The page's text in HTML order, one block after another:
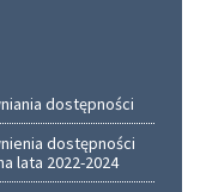
dostępności
dostępności
lata 2022-2024